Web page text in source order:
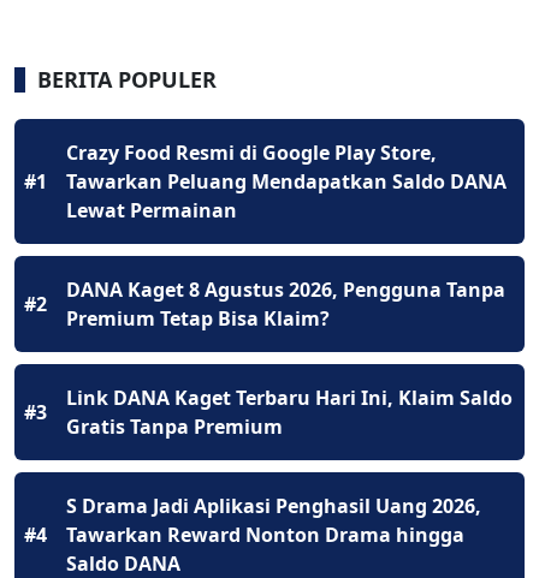
BERITA POPULER
#1
Crazy Food Resmi di Google Play Store,
Tawarkan Peluang Mendapatkan Saldo DANA
Lewat Permainan
#2
DANA Kaget 8 Agustus 2026, Pengguna Tanpa
Premium Tetap Bisa Klaim?
#3
Link DANA Kaget Terbaru Hari Ini, Klaim Saldo
Gratis Tanpa Premium
#4
S Drama Jadi Aplikasi Penghasil Uang 2026,
Tawarkan Reward Nonton Drama hingga
Saldo DANA